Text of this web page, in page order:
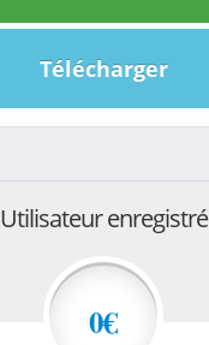
Télécharger
Utilisateur enregistré
0€